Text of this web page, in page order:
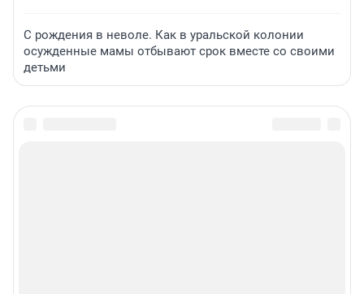
С рождения в неволе. Как в уральской колонии
осужденные мамы отбывают срок вместе со своими
детьми